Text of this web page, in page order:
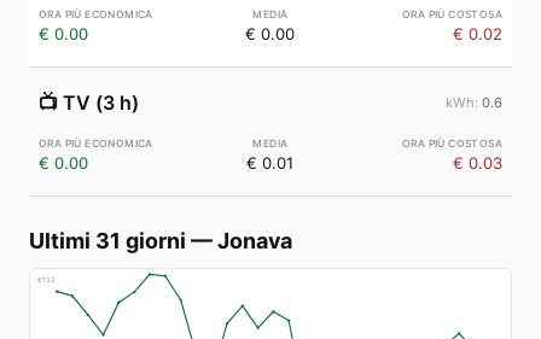
€ 0.00 € 0.00 € 0.02
📺 TV (3 h) 0.6
€ 0.00 € 0.01 € 0.03
Ultimi 31 giorni —Jonava
€132